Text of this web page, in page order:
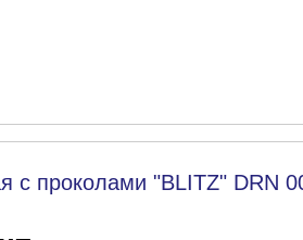
с проколами "BLITZ" DRN